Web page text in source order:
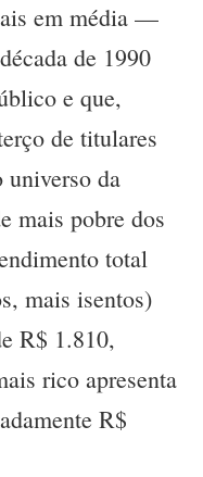
em média —
de 1990
e que,
de titulares
universo da
mais pobre dos
total
mais isentos)
R$ 1.810,
rico apresenta
R$